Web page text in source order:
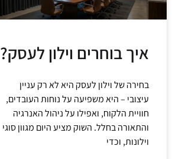
איך בוחרים וילון לעסק?
בחירה של וילון לעסק היא לא רק עניין
עיצובי – היא משפיעה על נוחות העובדים,
חוויית הלקוח, ואפילו על ניהול האנרגיה
והתאורה בחלל. השוק מציע היום מגוון סוגי
וילונות, וכדי